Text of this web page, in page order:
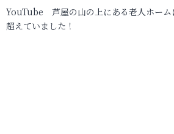
YouTube 芦屋の山の上にある老人ホーム
超えていました！